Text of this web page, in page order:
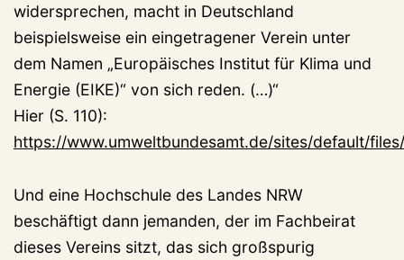
widersprechen, macht in Deutschland
beispielsweise ein eingetragener Verein unter
dem Namen „Europäisches Institut für Klima und
Energie (EIKE)“ von sich reden. (…)“
Hier (S. 110):
https://www.umweltbundesamt.de/sites/default/
Und eine Hochschule des Landes NRW
beschäftigt dann jemanden, der im Fachbeirat
dieses Vereins sitzt, das sich großspurig